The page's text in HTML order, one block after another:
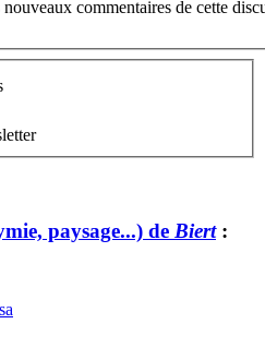
commentaires de cette
paysage...) de Biert: